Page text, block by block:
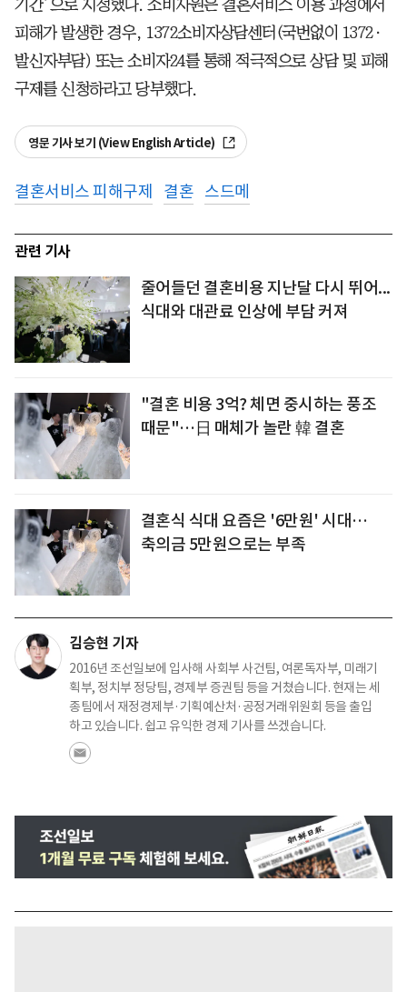
기간’으로 지정했다. 소비자원은 결혼서비스 이용 과정에서
피해가 발생한 경우, 1372소비자상담센터(국번없이 1372·
발신자부담) 또는 소비자24를 통해 적극적으로 상담 및 피해
구제를 신청하라고 당부했다.
영문 기사 보기 (View English Article)
결혼서비스 피해구제 결혼 스드메
관련 기사
줄어들던 결혼비용 지난달 다시 뛰어...
식대와 대관료 인상에 부담 커져
"결혼 비용 3억? 체면 중시하는 풍조
때문"…日 매체가 놀란 韓 결혼
결혼식 식대 요즘은 '6만원' 시대…
축의금 5만원으로는 부족
김승현 기자
2016년 조선일보에 입사해 사회부 사건팀, 여론독자부, 미래기
획부, 정치부 정당팀, 경제부 증권팀 등을 거쳤습니다. 현재는 세
종팀에서 재정경제부·기획예산처·공정거래위원회 등을 출입
하고 있습니다. 쉽고 유익한 경제 기사를 쓰겠습니다.